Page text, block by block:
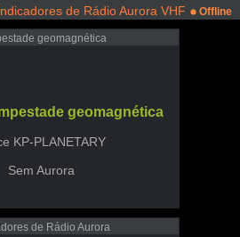
de Rádio Aurora VHF Offline
geomagnética
geomagnética
KP-PLANETARY
Sem Aurora
de Rádio Aurora